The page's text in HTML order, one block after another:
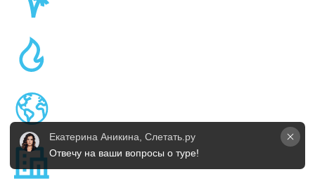
Екатерина Аникина, Слетать.ру
Отвечу на ваши вопросы о туре!